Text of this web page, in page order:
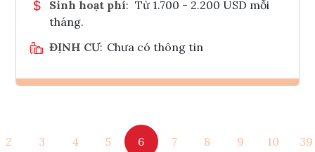
Sinh hoạt phí: Từ 1.700 - 2.200 USD mỗi
tháng.
ĐỊNH CƯ: Chưa có thông tin
Tham vấn Interlink
2 3 4 5 6 7 8 9 10 39